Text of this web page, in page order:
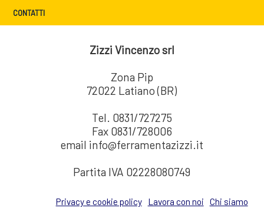
CONTATTI
Zizzi Vincenzo srl
Zona Pip
72022 Latiano (BR)
Tel. 0831/727275
Fax 0831/728006
email info@ferramentazizzi.it
Partita IVA 02228080749
Chi siamo
Lavora con noi
Privacy e cookie policy